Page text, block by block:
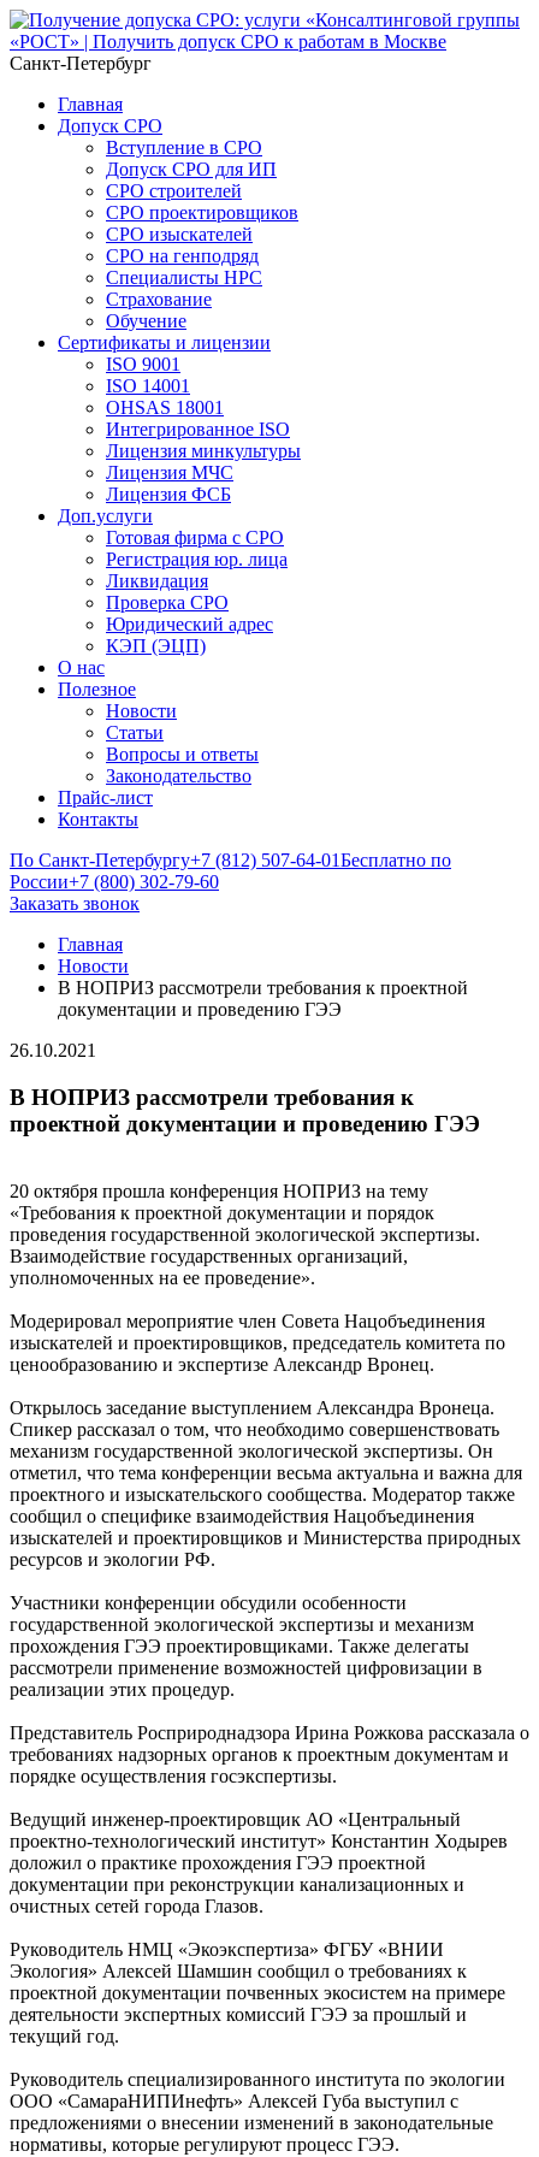
Санкт-Петербург
Главная
Допуск СРО
Вступление в СРО
Допуск СРО для ИП
СРО строителей
СРО проектировщиков
СРО изыскателей
СРО на генподряд
Специалисты НРС
Страхование
Обучение
Сертификаты и лицензии
ISO 9001
ISO 14001
OHSAS 18001
Интегрированное ISO
Лицензия минкультуры
Лицензия МЧС
Лицензия ФСБ
Доп.услуги
Готовая фирма с СРО
Регистрация юр. лица
Ликвидация
Проверка СРО
Юридический адрес
КЭП (ЭЦП)
О нас
Полезное
Новости
Статьи
Вопросы и ответы
Законодательство
Прайс-лист
Контакты
По Санкт-Петербургу+7 (812) 507-64-01Бесплатно по
России+7 (800) 302-79-60
Заказать звонок
Главная
Новости
В НОПРИЗ рассмотрели требования к проектной
документации и проведению ГЭЭ
26.10.2021
В НОПРИЗ рассмотрели требования к
проектной документации и проведению ГЭЭ
20 октября прошла конференция НОПРИЗ на тему
«Требования к проектной документации и порядок
проведения государственной экологической экспертизы.
Взаимодействие государственных организаций,
уполномоченных на ее проведение».
Модерировал мероприятие член Совета Нацобъединения
изыскателей и проектировщиков, председатель комитета по
ценообразованию и экспертизе Александр Вронец.
Открылось заседание выступлением Александра Вронеца.
Спикер рассказал о том, что необходимо совершенствовать
механизм государственной экологической экспертизы. Он
отметил, что тема конференции весьма актуальна и важна для
проектного и изыскательского сообщества. Модератор также
сообщил о специфике взаимодействия Нацобъединения
изыскателей и проектировщиков и Министерства природных
ресурсов и экологии РФ.
Участники конференции обсудили особенности
государственной экологической экспертизы и механизм
прохождения ГЭЭ проектировщиками. Также делегаты
рассмотрели применение возможностей цифровизации в
реализации этих процедур.
Представитель Росприроднадзора Ирина Рожкова рассказала о
требованиях надзорных органов к проектным документам и
порядке осуществления госэкспертизы.
Ведущий инженер-проектировщик АО «Центральный
проектно-технологический институт» Константин Ходырев
доложил о практике прохождения ГЭЭ проектной
документации при реконструкции канализационных и
очистных сетей города Глазов.
Руководитель НМЦ «Экоэкспертиза» ФГБУ «ВНИИ
Экология» Алексей Шамшин сообщил о требованиях к
проектной документации почвенных экосистем на примере
деятельности экспертных комиссий ГЭЭ за прошлый и
текущий год.
Руководитель специализированного института по экологии
ООО «СамараНИПИнефть» Алексей Губа выступил с
предложениями о внесении изменений в законодательные
нормативы, которые регулируют процесс ГЭЭ.